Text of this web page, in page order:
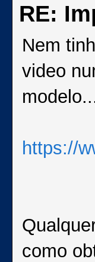
RE:
Nem
video
https://
como